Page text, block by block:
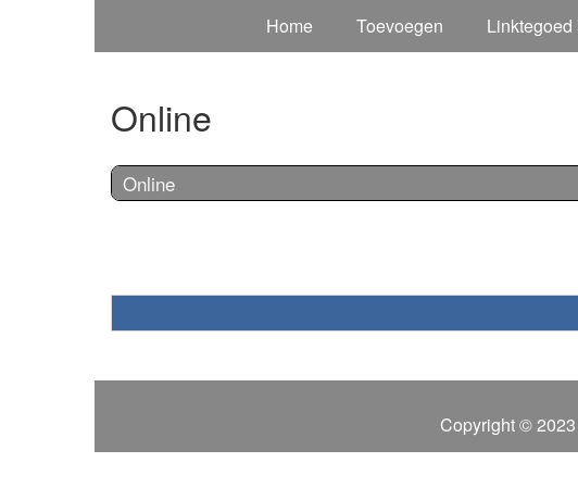
Home Toevoegen Linktegoed
Online
Online
Copyright ©